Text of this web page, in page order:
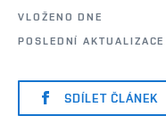
VLOŽENO DNE
POSLEDNÍ AKTUALIZACE
SDÍLET ČLÁNEK